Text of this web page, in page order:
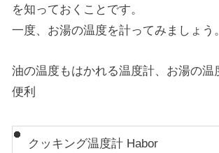
を知っておくことです。
一度、お湯の温度を計ってみましょう。
油の温度もはかれる温度計、お湯の温
便利
クッキング温度計 Habor